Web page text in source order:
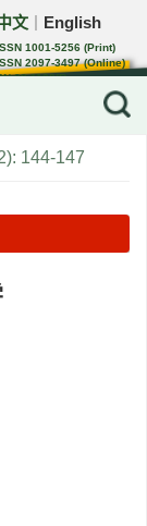
文 English
1001-5256 (Print)
2097-3497 (Online)
22-1108/R
144-147